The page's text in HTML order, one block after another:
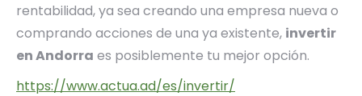
rentabilidad, ya sea creando una empresa nueva o
comprando acciones de una ya existente, invertir
en Andorra es posiblemente tu mejor opción.
https://www.actua.ad/es/invertir/